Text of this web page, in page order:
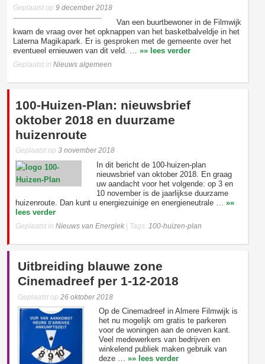
Geplaatst op 9 december 2018
Van een buurtbewoner in de Filmwijk
kwam de vraag over het opknappen van het basketbalveldje in het
Laterna Magikapark. Er is gesproken met de gemeente over het
eventueel ernieuwen van dit veld. … »» lees verder
Geplaatst in Nieuws algemeen
100-Huizen-Plan: nieuwsbrief
oktober 2018 en duurzame
huizenroute
Geplaatst op 3 november 2018
In dit bericht de 100-huizen-plan
nieuwsbrief van oktober 2018. En graag
uw aandacht voor het volgende: op 3 en
10 november is de jaarlijkse duurzame
huizenroute. Dan kunt u energiezuinige en energieneutrale … »»
lees verder
Geplaatst in Nieuws van Energiek Tags: 100-huizen-plan
Uitbreiding blauwe zone
Cinemadreef per 1-12-2018
Geplaatst op 26 oktober 2018
Op de Cinemadreef in Almere Filmwijk is
het nu mogelijk om gratis te parkeren
voor de woningen aan de oneven kant.
Veel medewerkers van bedrijven en
winkelend publiek maken gebruik van
deze … »» lees verder